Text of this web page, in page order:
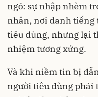
ngỏ: sự nhập nhèm
nhân, nơi danh tiếng
tiêu dùng, nhưng lại
nhiệm tương xứng.
Và khi niềm tin bị
người tiêu dùng phải